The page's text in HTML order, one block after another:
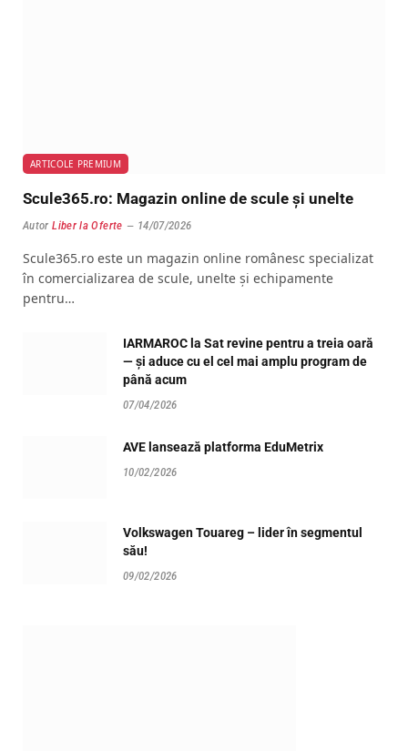
ARTICOLE PREMIUM
Scule365.ro: Magazin online de scule și unelte
Autor Liber la Oferte 14/07/2026
Scule365.ro este un magazin online românesc specializat
în comercializarea de scule, unelte și echipamente
pentru…
IARMAROC la Sat revine pentru a treia oară
— și aduce cu el cel mai amplu program de
până acum
07/04/2026
AVE lansează platforma EduMetrix
10/02/2026
Volkswagen Touareg – lider în segmentul
său!
09/02/2026